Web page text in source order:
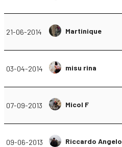
21-06-2014 Martinique
03-04-2014 misu rina
07-09-2013 Micol F
09-06-2013 Riccardo